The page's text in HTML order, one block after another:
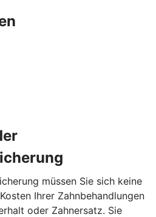
müssen Sie sich keine
Ihrer Zahnbehandlungen
oder Zahnersatz. Sie